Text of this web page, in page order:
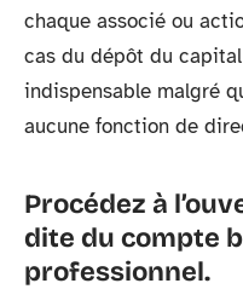
chaque associé ou
cas du dépôt du
indispensable malgré
aucune fonction de
Procédez à
dite du compte
professionnel.